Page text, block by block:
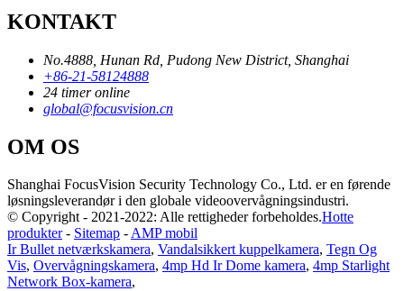
KONTAKT
No.4888, Hunan Rd, Pudong New District, Shanghai
+86-21-58124888
24 timer online
global@focusvision.cn
OM OS
Shanghai FocusVision Security Technology Co., Ltd. er en førende
løsningsleverandør i den globale videoovervågningsindustri.
© Copyright - 2021-2022: Alle rettigheder forbeholdes.Hotte
produkter- Sitemap -AMP mobil
Ir Bullet netværkskamera, Vandalsikkert kuppelkamera, Tegn Og
Vis, Overvågningskamera, 4mp Hd Ir Dome kamera, 4mp Starlight
Network Box-kamera,